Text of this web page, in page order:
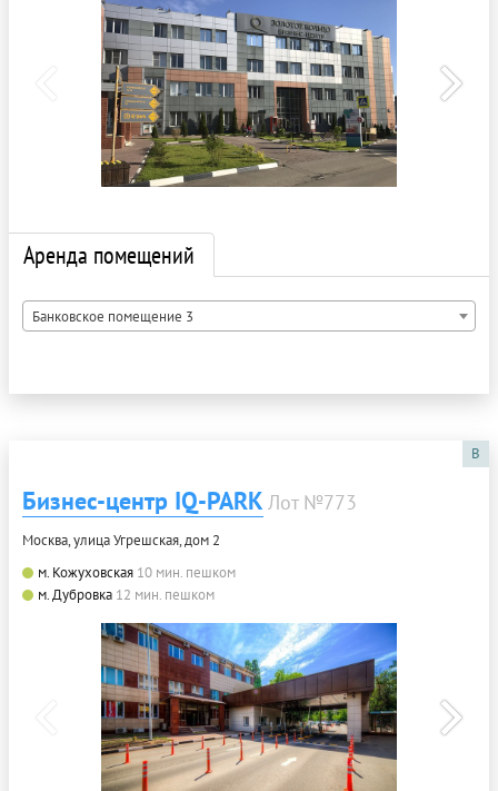
Аренда помещений
Банковское помещение 3
B
Бизнес-центр IQ-PARK Лот №773
Москва, улица Угрешская, дом 2
м. Кожуховская 10 мин. пешком
м. Дубровка 12 мин. пешком